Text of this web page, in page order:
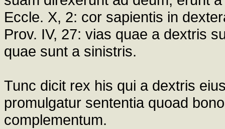
Eccle. X, 2: cor sapientis in
Prov. IV, 27: vias quae a dextris
quae sunt a sinistris.
Tunc dicit rex his qui a dextris
promulgatur sententia quoad
complementum.